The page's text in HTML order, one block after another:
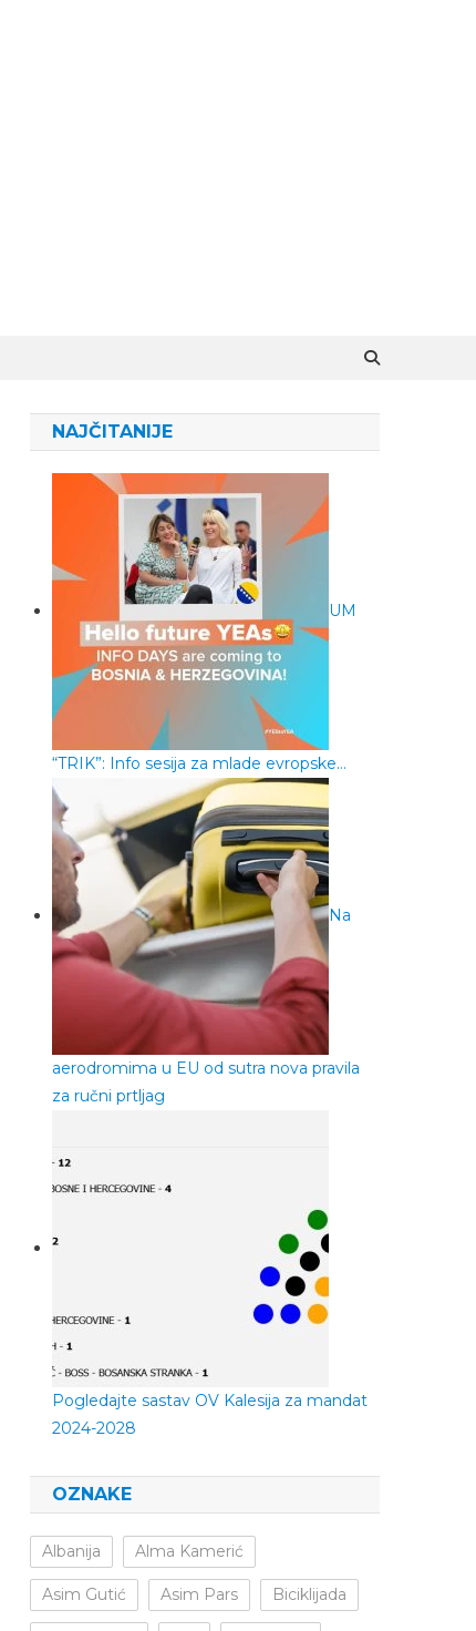
NAJČITANIJE
UM
“TRIK”: Info sesija za mlade evropske…
Na
aerodromima u EU od sutra nova pravila
za ručni prtljag
Pogledajte sastav OV Kalesija za mandat
2024-2028
OZNAKE
Albanija Alma Kamerić
Asim Gutić Asim Pars Biciklijada